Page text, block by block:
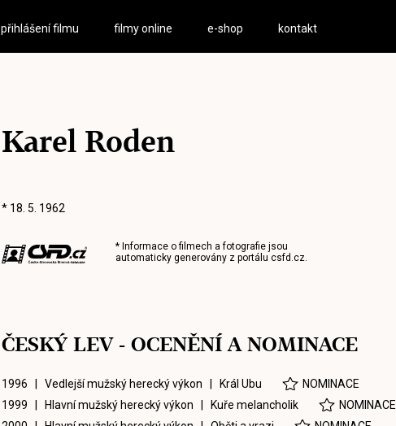
přihlášení filmu filmy online e-shop kontakt
Karel Roden
* 18. 5. 1962
* Informace o filmech a fotografie jsou
automaticky generovány z portálu csfd.cz.
ČESKÝ LEV - OCENĚNÍ A NOMINACE
1996 | Vedlejší mužský herecký výkon | Král Ubu
NOMINACE
1999 | Hlavní mužský herecký výkon |
Kuře melancholik
NOMINACE